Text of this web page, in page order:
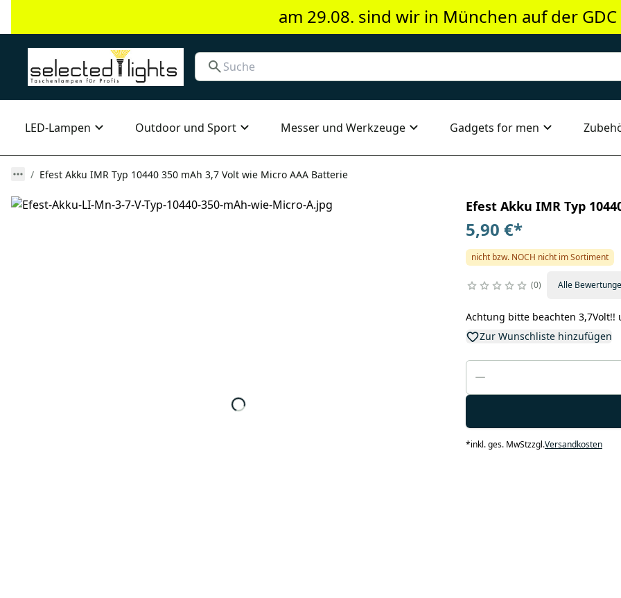
am 29.08. sind wir in München auf der GDC
LED-Lampen Outdoor und Sport Messer und Werkzeuge Gadgets for men
Efest Akku IMR Typ 10440 350 mAh 3,7 Volt wie Micro AAA Batterie
Efest Akku IMR Typ
5,90 €*
nicht bzw. NOCH nicht im Sortiment
0 Alle
Achtung bitte beachten 3,7Volt!!
Zur Wunschliste hinzufügen
*inkl. ges. MwStzzgl.Versandkosten